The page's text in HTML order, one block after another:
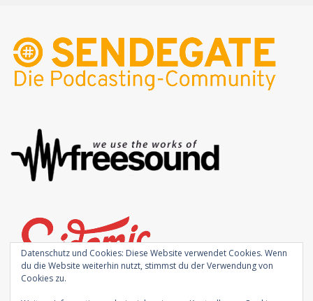
Datenschutz und Cookies: Diese Website verwendet Cookies. Wenn
du die Website weiterhin nutzt, stimmst du der Verwendung von
Cookies zu.